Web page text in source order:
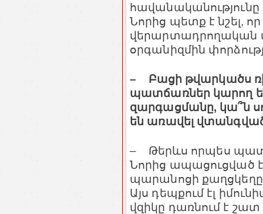
Նորից պետք է նշել,
վերարտադրողական
օրգանիզմին
– Բացի թվարկածս
պատճառներ կարող
զարգացմանը, կա՞ն
են առավել
– Թերևս որպես
Նորից ապացուցված
պարանոցի
Այս դեպքում էլ
վզիկը դառնում է շատ